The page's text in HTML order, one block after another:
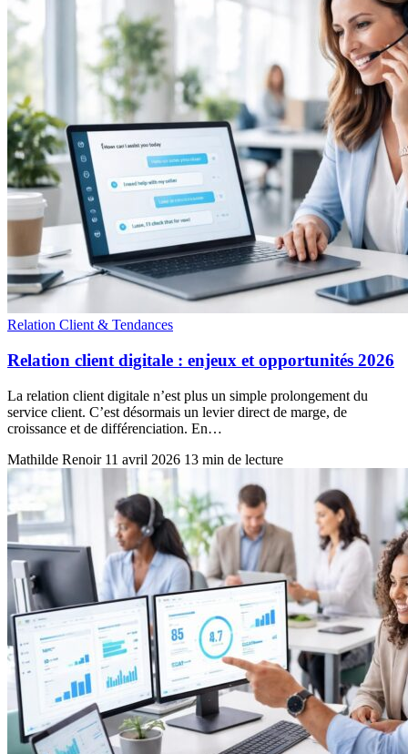
Relation Client & Tendances
Relation client digitale : enjeux et opportunités 2026
La relation client digitale n’est plus un simple prolongement du
service client. C’est désormais un levier direct de marge, de
croissance et de différenciation. En…
Mathilde Renoir 11 avril 2026 13 min de lecture